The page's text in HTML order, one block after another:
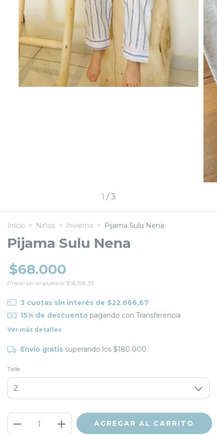
1 /3
Inicio > Niños > Invierno > Pijama Sulu Nena
Pijama Sulu Nena
$68.000
Precio sin impuestos $56.198,35
3 cuotas sin interés de $22.666,67
15% de descuento pagando con Transferencia
Ver más detalles
Envío gratis superando los $180.000
Talle